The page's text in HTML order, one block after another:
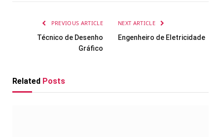
PREVIOUS ARTICLE
Técnico de Desenho
Gráfico
NEXT ARTICLE
Engenheiro de Eletricidade
Related Posts